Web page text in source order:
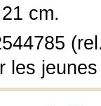
cm.
les jeunes